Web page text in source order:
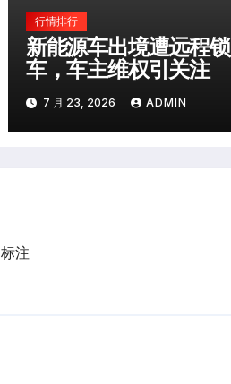
行情排行
新能源车出境遭远程锁
车，车主维权引关注
7 月 23, 2026 ADMIN
标注